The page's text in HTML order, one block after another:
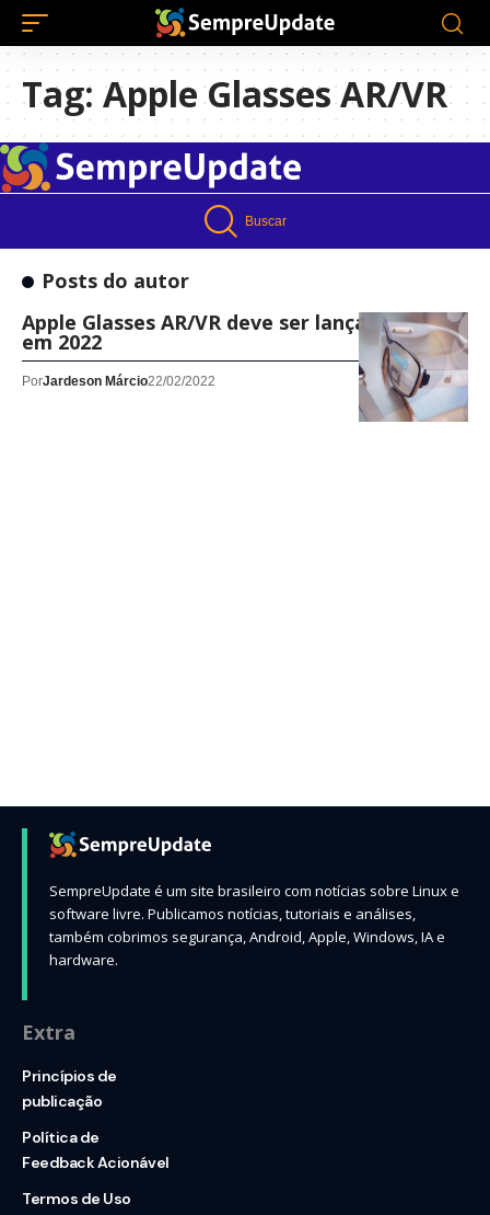
Tag: Apple Glasses AR/VR
Buscar
Posts do autor
Apple Glasses AR/VR deve ser lançado ainda
em 2022
PorJardeson Márcio22/02/2022
SempreUpdate é um site brasileiro com notícias sobre Linux e
software livre. Publicamos notícias, tutoriais e análises,
também cobrimos segurança, Android, Apple, Windows, IA e
hardware.
Extra
Princípios de
publicação
Política de
Feedback Acionável
Termos de Uso